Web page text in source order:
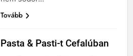
Tovább
Pasta & Pasti-t Cefalúban